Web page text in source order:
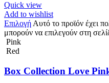
Quick view
Add to wishlist
ΕπιλογήΑυτό το προϊόν έχει
μπορούν να επιλεγούν στη
Pink
Red
Box Collection Love